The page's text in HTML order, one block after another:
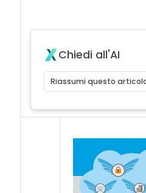
Chiedi all'AI
Riassumi questo